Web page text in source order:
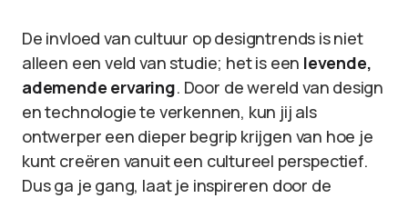
De invloed van cultuur op designtrends is niet
alleen een veld van studie; het is een levende,
ademende ervaring. Door de wereld van design
en technologie te verkennen, kun jij als
ontwerper een dieper begrip krijgen van hoe je
kunt creëren vanuit een cultureel perspectief.
Dus ga je gang, laat je inspireren door de